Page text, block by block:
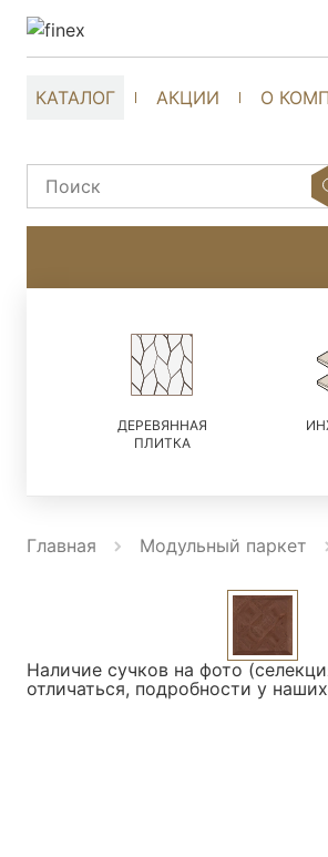
КАТАЛОГ АКЦИИ О
ДЕРЕВЯННАЯ
ПЛИТКА
Главная Модульный паркет
Наличие сучков на фото
отличаться, подробности у